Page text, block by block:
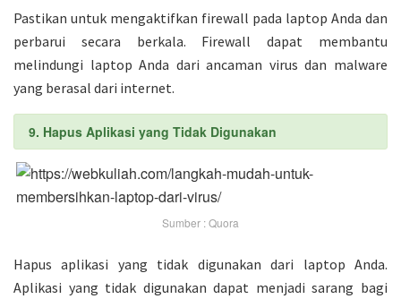
Pastikan untuk mengaktifkan firewall pada laptop Anda dan
perbarui secara berkala. Firewall dapat membantu
melindungi laptop Anda dari ancaman virus dan malware
yang berasal dari internet.
9. Hapus Aplikasi yang Tidak Digunakan
Sumber : Quora
Hapus aplikasi yang tidak digunakan dari laptop Anda.
Aplikasi yang tidak digunakan dapat menjadi sarang bagi